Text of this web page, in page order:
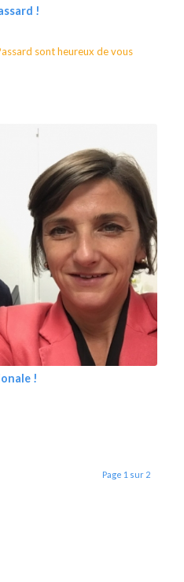
!
sont heureux de vous
!
Page 1 sur 2